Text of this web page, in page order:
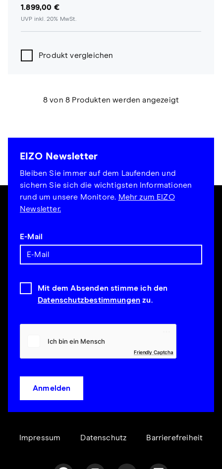
1.899,00 €
UVP inkl. 20% MwSt.
Produkt vergleichen
8 von 8 Produkten werden angezeigt
EIZO Newsletter
Bleiben Sie immer auf dem Laufenden und
sichern Sie sich die wichtigsten Informationen
rund um unsere Monitore. Mehr zum EIZO
Newsletter.
E-Mail
Mit dem Absenden stimme ich den
Datenschutzbestimmungen zu.
Friendly Captcha
Anmelden
Impressum Datenschutz Barrierefreiheit